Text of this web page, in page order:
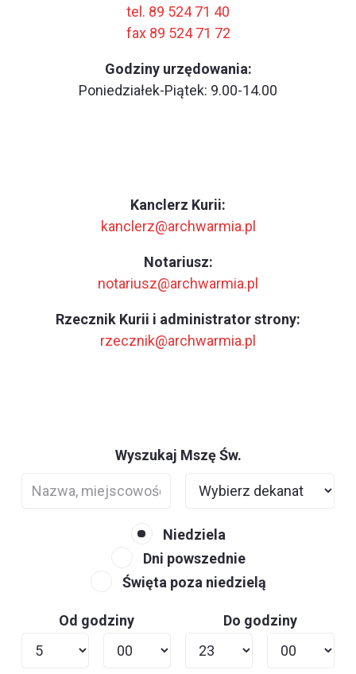
tel. 89 524 71 40
fax 89 524 71 72
Godziny urzędowania:
Poniedziałek-Piątek: 9.00-14.00
Kanclerz Kurii:
kanclerz@archwarmia.pl
Notariusz:
notariusz@archwarmia.pl
Rzecznik Kurii i administrator strony:
rzecznik@archwarmia.pl
Wyszukaj Mszę Św.
Niedziela
Dni powszednie
Święta poza niedzielą
Od godziny Do godziny